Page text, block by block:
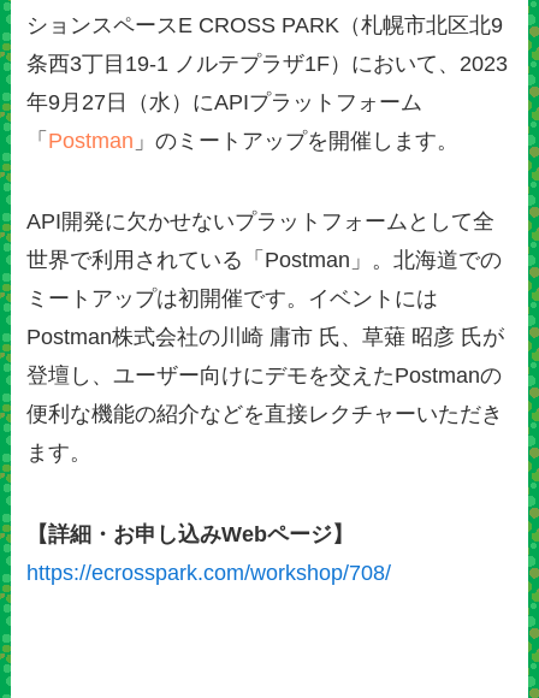
ションスペースE CROSS PARK（札幌市北区北9
条西3丁目19-1 ノルテプラザ1F）において、2023
年9月27日（水）にAPIプラットフォーム
「 Postman 」のミートアップを開催します。
API開発に欠かせないプラットフォームとして全
世界で利用されている「Postman」。北海道での
ミートアップは初開催です。イベントには
Postman株式会社の川崎 庸市 氏、草薙 昭彦 氏が
登壇し、ユーザー向けにデモを交えたPostmanの
便利な機能の紹介などを直接レクチャーいただき
ます。
【詳細・お申し込みWebページ】
https://ecrosspark.com/workshop/708/